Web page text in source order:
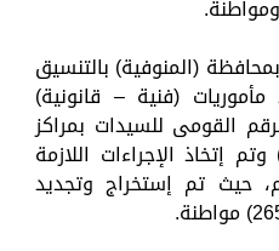
(المنوفية) بالتنسيق
(فنية – قانونية)
القومى للسيدات بمراكز
إتخاذ الإجراءات اللازمة
حيث تم إستخراج وتجديد